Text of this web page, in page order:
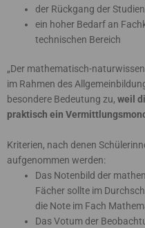
der Rückgang der
ein hoher Bedarf an
technischen Bereich
„Der mathematisch-
im Rahmen des
besondere Bedeutung zu, weil
praktisch ein
Kriterien, nach denen
aufgenommen werden:
Das Notenbild der
Fächer sollte im
die Note im Fach
Das Votum der